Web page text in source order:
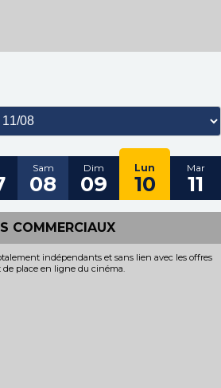
Sam
08
Dim
09
Lun
10
Mar
11
COMMERCIAUX
indépendants et sans lien avec les offres
de place en ligne du cinéma.